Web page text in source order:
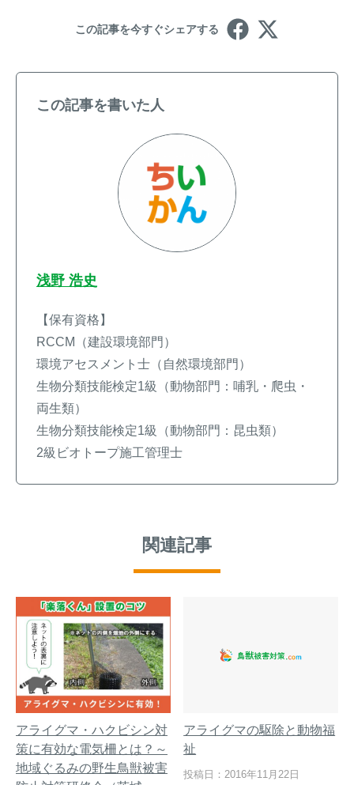
この記事を今すぐシェアする
この記事を書いた人
浅野 浩史
【保有資格】
RCCM（建設環境部門）
環境アセスメント士（自然環境部門）
生物分類技能検定1級（動物部門：哺乳・爬虫・
両生類）
生物分類技能検定1級（動物部門：昆虫類）
2級ビオトープ施工管理士
関連記事
アライグマ・ハクビシン対
策に有効な電気柵とは？～
地域ぐるみの野生鳥獣被害
アライグマの駆除と動物福
祉
投稿日：2016年11月22日